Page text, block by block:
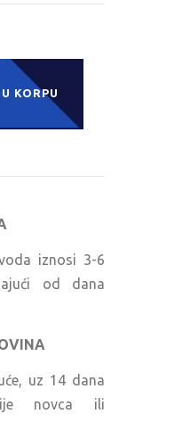
KORPU
iznosi 3-6
od dana
uz 14 dana
novca ili